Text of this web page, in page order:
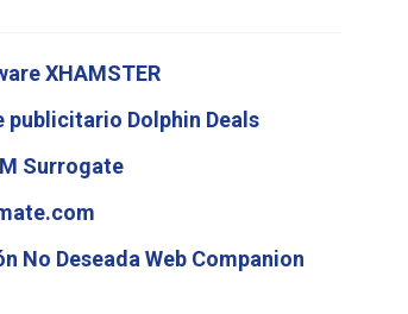
XHAMSTER
publicitario Dolphin Deals
Surrogate
No Deseada Web Companion